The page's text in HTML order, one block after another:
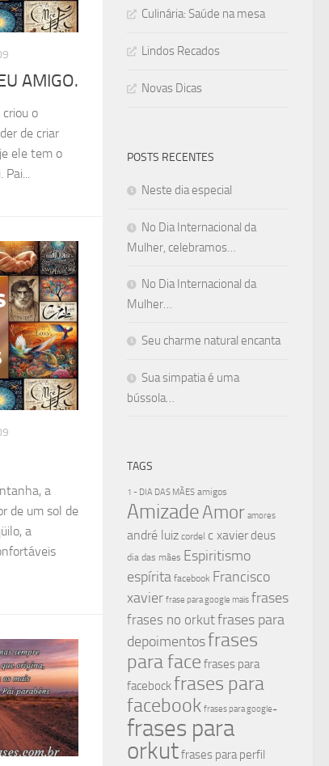
AMIGO.
criou o
de criar
ele tem o
Pai...
a
de um sol de
a
Culinária: Saúde na mesa
Lindos Recados
Novas Dicas
POSTS RECENTES
Neste dia especial
No Dia Internacional da
Mulher, celebramos…
No Dia Internacional da
Mulher…
Seu charme natural encanta
Sua simpatia é uma
bússola…
TAGS
1 - DIA DAS MÃES amigos
AmizadeAmor amores
andré luiz cordel c xavier deus
dia das mães Espiritismo
espírita facebook Francisco
xavier frase para google mais frases
frases no orkutfrases para
depoimentosfrases
para face frases para
facebockfrases para
facebook frases para google+
frases para
orkutfrases para perfil